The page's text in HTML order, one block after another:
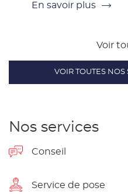
En savoir plus
Voir
VOIR TOUTES NOS
Nos services
Conseil
Service de pose